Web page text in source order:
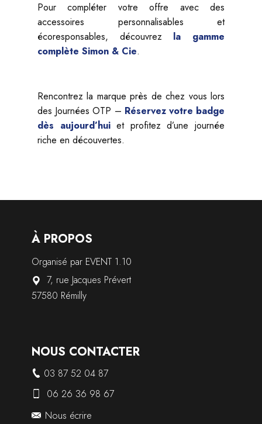
Pour compléter votre offre avec des
accessoires personnalisables et
écoresponsables, découvrez la gamme
complète Simon & Cie.
Rencontrez la marque près de chez vous lors
des Journées OTP – Réservez votre badge
dès aujourd’huiet profitez d’une journée
riche en découvertes.
À PROPOS
Organisé par EVENT 1.10
7, rue Jacques Prévert
57580 Rémilly
NOUS CONTACTER
03 87 52 04 87
06 26 36 98 67
Nous écrire